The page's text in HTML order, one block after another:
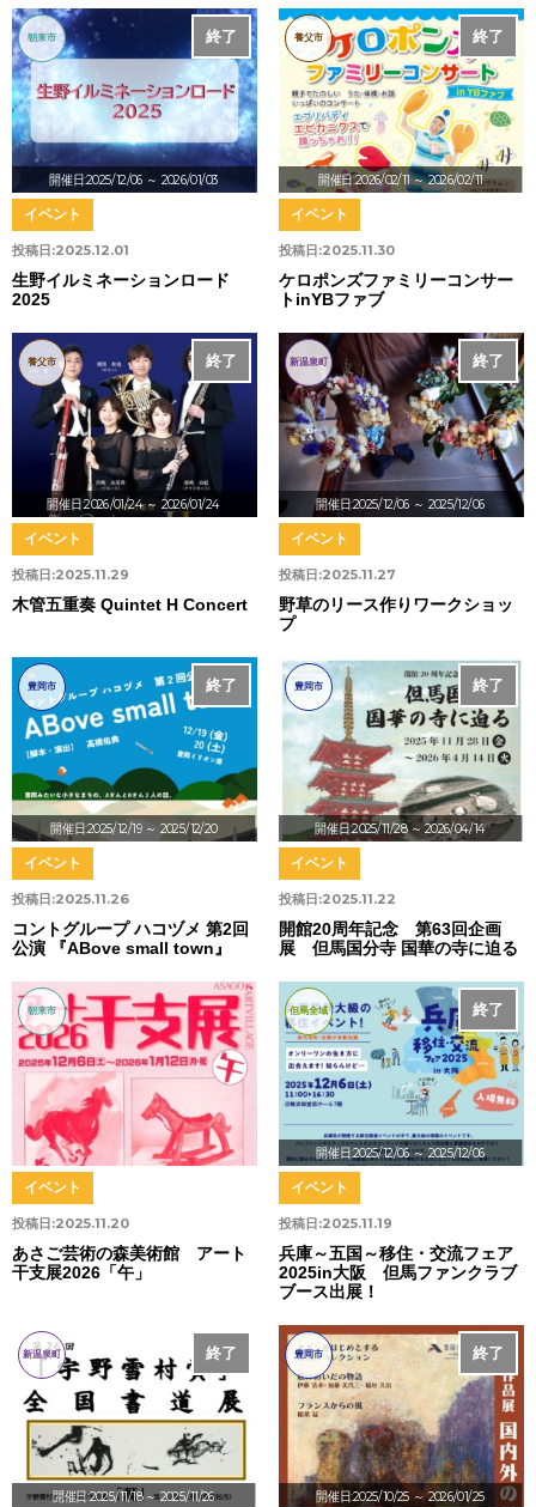
開催日:2025/12/06 ～ 2026/01/03
終了
朝来市
投稿日:2025.12.01
イベント
生野イルミネーションロード
2025
開催日:2026/02/11～ 2026/02/11
終了
養父市
投稿日:2025.11.30
イベント
ケロポンズファミリーコンサー
トinYBファブ
開催日:2026/01/24 ～ 2026/01/24
終了
養父市
投稿日:2025.11.29
イベント
木管五重奏 Quintet H Concert
開催日:2025/12/06 ～ 2025/12/06
終了
新温泉町
投稿日:2025.11.27
イベント
野草のリース作りワークショッ
プ
開催日:2025/12/19 ～ 2025/12/20
終了
豊岡市
投稿日:2025.11.26
イベント
コントグループ ハコヅメ 第2回
公演 『ABove small town』
開催日:2025/11/28～ 2026/04/14
終了
豊岡市
投稿日:2025.11.22
イベント
開館20周年記念 第63回企画
展 但馬国分寺 国華の寺に迫る
朝来市
投稿日:2025.11.20
イベント
あさご芸術の森美術館 アート
干支展2026「午」
開催日:2025/12/06～ 2025/12/06
終了
但馬全域
投稿日:2025.11.19
イベント
兵庫～五国～移住・交流フェア
2025in大阪 但馬ファンクラブ
ブース出展！
開催日:2025/11/18 ～ 2025/11/26
終了
新温泉町
開催日:2025/10/25 ～ 2026/01/25
終了
豊岡市